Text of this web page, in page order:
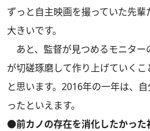
ずっと自主映画を撮っていた先
大きいです。
あと、監督が見つめるモニター
が切磋琢磨して作り上げていく
と思います。2016年の一年は、
ったといえます。
●前カノの存在を消化したかった